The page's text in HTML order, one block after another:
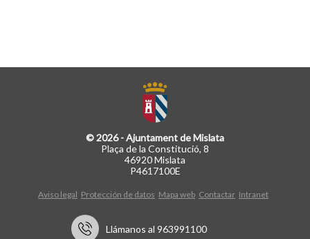
© 2026 - Ajuntament de Mislata
Plaça de la Constitució, 8
46920 Mislata
P4617100E
Aviso legal Protección de datos Mapa web Contactar Intranet
Llámanos al 963991100